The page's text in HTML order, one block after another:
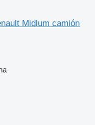
Midlum camión